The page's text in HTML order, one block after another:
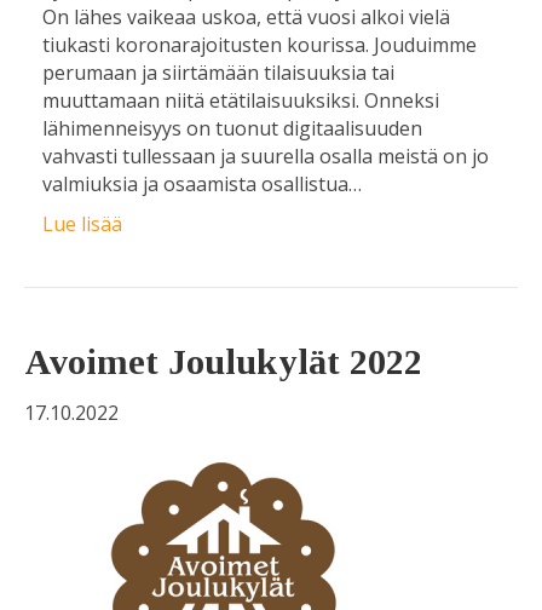
On lähes vaikeaa uskoa, että vuosi alkoi vielä
tiukasti koronarajoitusten kourissa. Jouduimme
perumaan ja siirtämään tilaisuuksia tai
muuttamaan niitä etätilaisuuksiksi. Onneksi
lähimenneisyys on tuonut digitaalisuuden
vahvasti tullessaan ja suurella osalla meistä on jo
valmiuksia ja osaamista osallistua…
Lue lisää
Avoimet Joulukylät 2022
17.10.2022